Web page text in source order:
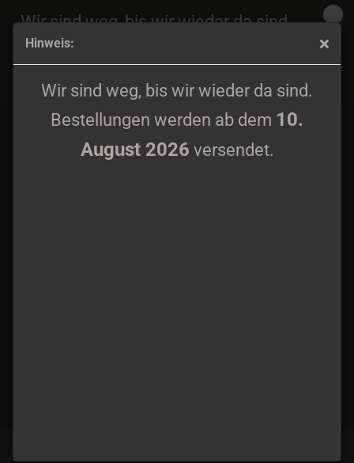
Hinweis:
Wir sind weg, bis wir wieder da sind.
Bestellungen werden ab dem 10.
August 2026 versendet.
Wir sind weg, bis wir wieder da sind.
Bestellungen werden ab dem
August 2026
versendet.